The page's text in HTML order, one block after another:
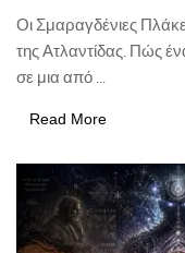
Οι Σμαραγδένιες
της Ατλαντίδας. Πώς
σε μια από ...
Read More